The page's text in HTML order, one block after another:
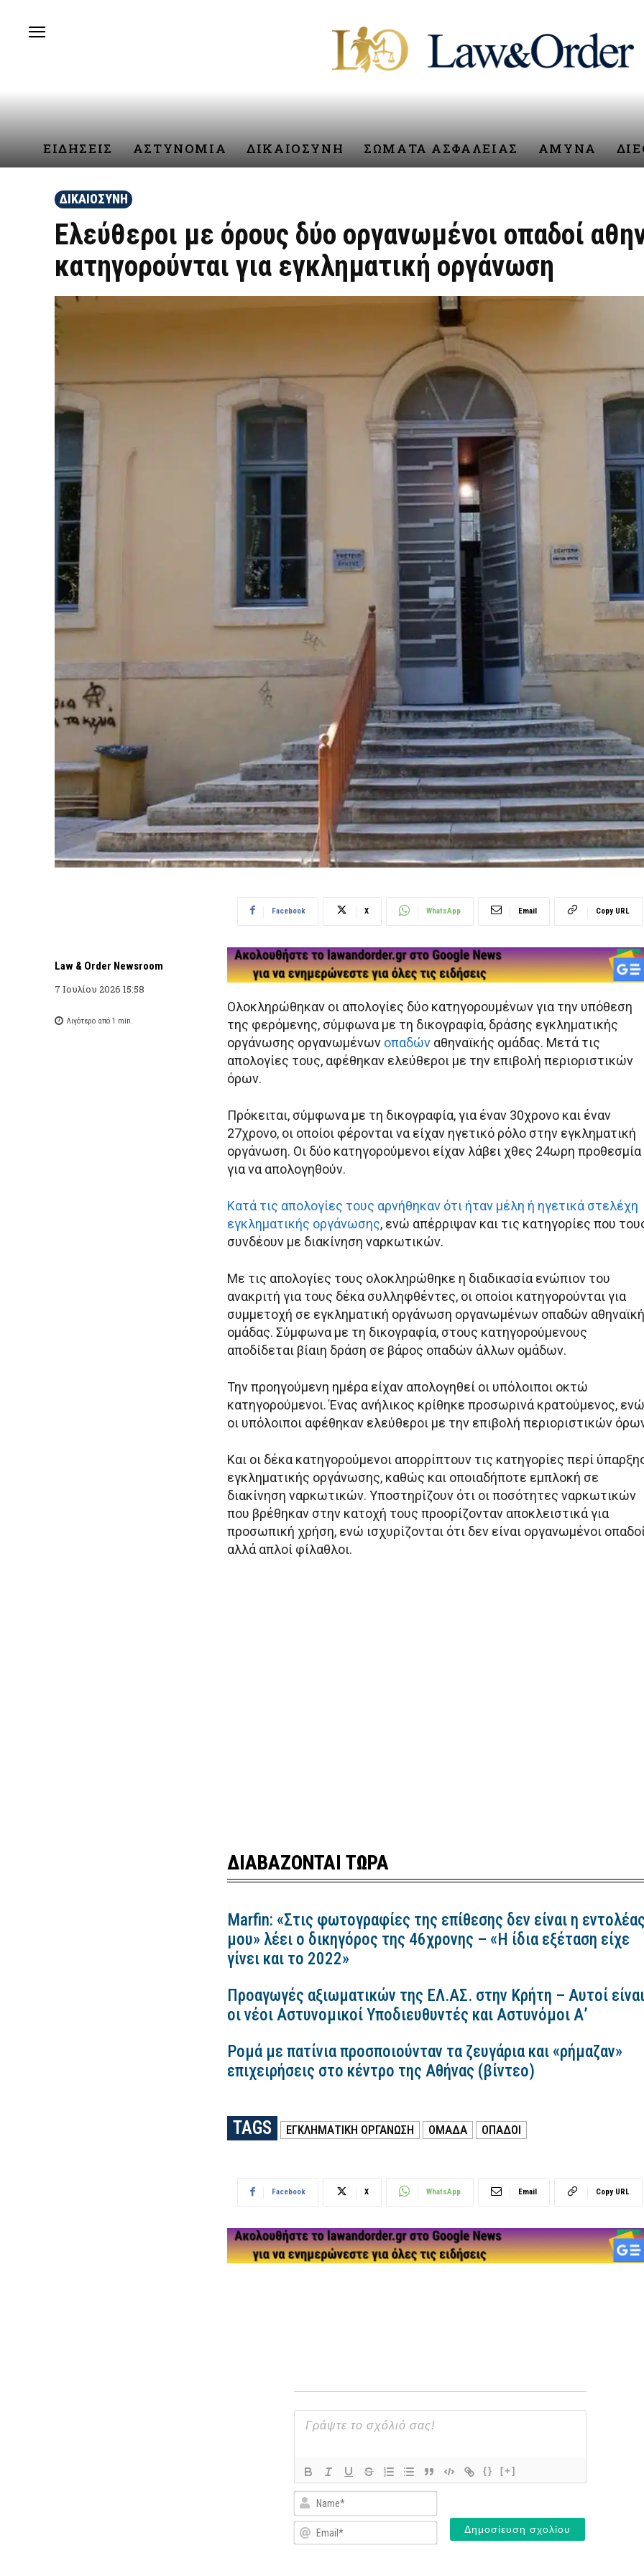
ΕΙΔΗΣΕΙΣ ΑΣΤΥΝΟΜΙΑ ΔΙΚΑΙΟΣΥΝΗ ΣΩΜΑΤΑ ΑΣΦΑΛΕΙΑΣ ΑΜΥΝΑ
ΔΙΚΑΙΟΣΥΝΗ
Ελεύθεροι με όρους δύο οργανωμένοι οπαδοί
κατηγορούνται για εγκληματική οργάνωση
Law & Order Newsroom
7 Ιουλίου 2026 15:58
Λιγότερο από 1 min.
Facebook X WhatsApp Email Copy URL
Ολοκληρώθηκαν οι απολογίες δύο κατηγορουμένων για την υπόθεση
της φερόμενης, σύμφωνα με τη δικογραφία, δράσης εγκληματικής
οργάνωσης οργανωμένων οπαδών αθηναϊκής ομάδας. Μετά τις
απολογίες τους, αφέθηκαν ελεύθεροι με την επιβολή περιοριστικών
όρων.
Πρόκειται, σύμφωνα με τη δικογραφία, για έναν 30χρονο και έναν
27χρονο, οι οποίοι φέρονται να είχαν ηγετικό ρόλο στην εγκληματική
οργάνωση. Οι δύο κατηγορούμενοι είχαν λάβει χθες 24ωρη προθεσμία
για να απολογηθούν.
Κατά τις απολογίες τους αρνήθηκαν ότι ήταν μέλη ή ηγετικά στελέχη
εγκληματικής οργάνωσης, ενώ απέρριψαν και τις κατηγορίες που
συνδέουν με διακίνηση ναρκωτικών.
Με τις απολογίες τους ολοκληρώθηκε η διαδικασία ενώπιον του
ανακριτή για τους δέκα συλληφθέντες, οι οποίοι κατηγορούνται για
συμμετοχή σε εγκληματική οργάνωση οργανωμένων οπαδών
ομάδας. Σύμφωνα με τη δικογραφία, στους κατηγορούμενους
αποδίδεται βίαιη δράση σε βάρος οπαδών άλλων ομάδων.
Την προηγούμενη ημέρα είχαν απολογηθεί οι υπόλοιποι οκτώ
κατηγορούμενοι. Ένας ανήλικος κρίθηκε προσωρινά κρατούμενος, ενώ
οι υπόλοιποι αφέθηκαν ελεύθεροι με την επιβολή περιοριστικών
Και οι δέκα κατηγορούμενοι απορρίπτουν τις κατηγορίες περί
εγκληματικής οργάνωσης, καθώς και οποιαδήποτε εμπλοκή σε
διακίνηση ναρκωτικών. Υποστηρίζουν ότι οι ποσότητες ναρκωτικών
που βρέθηκαν στην κατοχή τους προορίζονταν αποκλειστικά για
προσωπική χρήση, ενώ ισχυρίζονται ότι δεν είναι οργανωμένοι
αλλά απλοί φίλαθλοι.
ΔΙΑΒΑΖΟΝΤΑΙ ΤΩΡΑ
Marfin: «Στις φωτογραφίες της επίθεσης δεν είναι η εντολέας
μου» λέει ο δικηγόρος της 46χρονης – «Η ίδια εξέταση είχε
γίνει και το 2022»
Προαγωγές αξιωματικών της ΕΛ.ΑΣ. στην Κρήτη – Αυτοί είναι
οι νέοι Αστυνομικοί Υποδιευθυντές και Αστυνόμοι Α’
Ρομά με πατίνια προσποιούνταν τα ζευγάρια και «ρήμαζαν»
επιχειρήσεις στο κέντρο της Αθήνας (βίντεο)
TAGS ΕΓΚΛΗΜΑΤΙΚΗ ΟΡΓΑΝΩΣΗ ΟΜΆΔΑ ΟΠΑΔΟΙ
Facebook X WhatsApp Email Copy URL
{} [+]
Name*
Email*